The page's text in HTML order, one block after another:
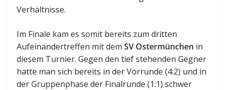
Verhältnisse.
Im Finale kam es somit bereits zum dritten
Aufeinandertreffen mit demSV Ostermünchen in
diesem Turnier. Gegen den tief stehenden Gegner
hatte man sich bereits in der Vorrunde (4:2) und in
der Gruppenphase der Finalrunde (1:1) schwer